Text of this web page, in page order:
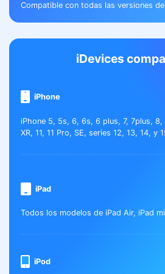
Compatible con todas las versiones
iDevices
iPhone
iPhone 5, 5s, 6, 6s, 6 plus, 7, 7plus,
XR, 11, 11 Pro, SE, series 12, 13, 14, y
iPad
Todos los modelos de iPad Air, iPad
iPod